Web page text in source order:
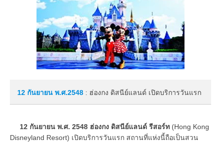
12 กันยายน พ.ศ.2548 : ฮ่องกง ดิสนีย์แลนด์ เปิดบริการวันแรก
12 กันยายน พ.ศ. 2548 ฮ่องกง ดิสนีย์แลนด์ รีสอร์ท (Hong Kong
Disneyland Resort) เปิดบริการวันแรก สถานที่แห่งนี้ถือเป็นสวน